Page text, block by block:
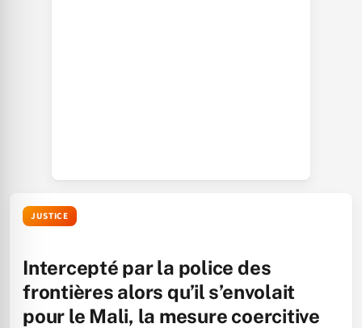
JUSTICE
Intercepté par la police des
frontières alors qu’il s’envolait
pour le Mali, la mesure coercitive